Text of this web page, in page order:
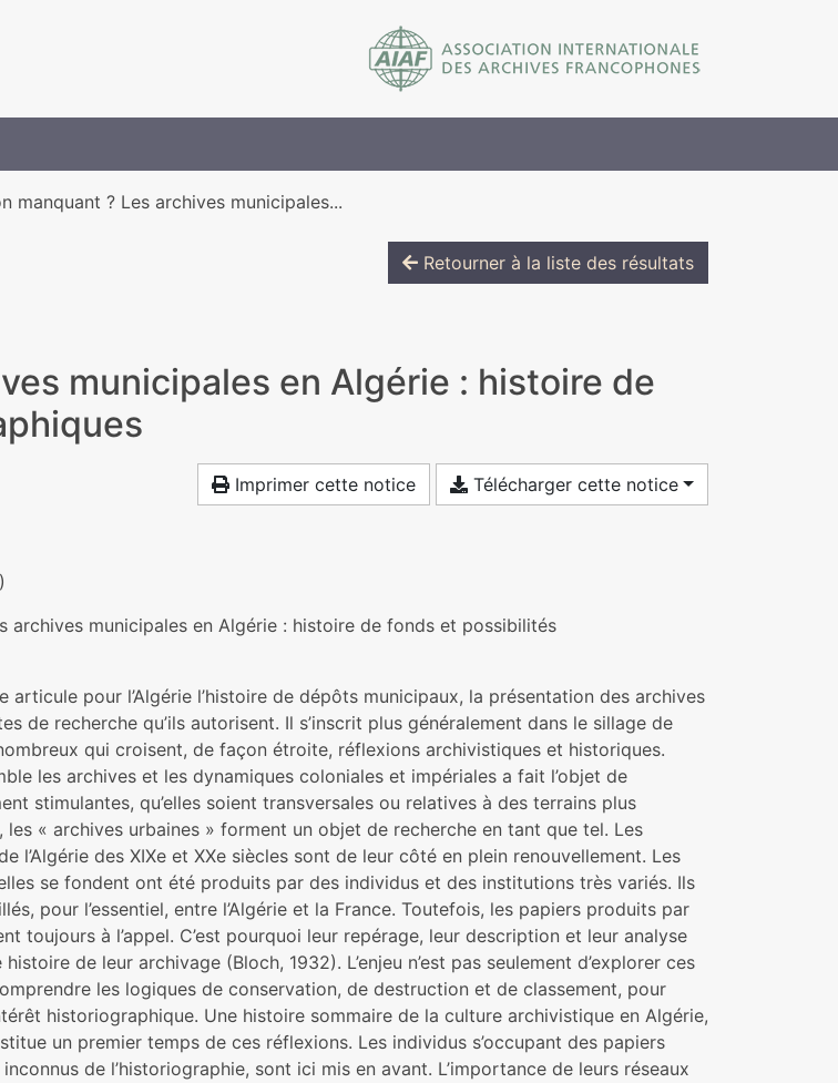
manquant ? Les archives municipales...
Retourner à la liste des résultats
municipales en Algérie : histoire de
Imprimer cette notice Télécharger cette notice
archives municipales en Algérie : histoire de fonds et possibilités
articule pour l’Algérie l’histoire de dépôts municipaux, la présentation des archives
de recherche qu’ils autorisent. Il s’inscrit plus généralement dans le sillage de
qui croisent, de façon étroite, réflexions archivistiques et historiques.
les archives et les dynamiques coloniales et impériales a fait l’objet de
stimulantes, qu’elles soient transversales ou relatives à des terrains plus
les « archives urbaines » forment un objet de recherche en tant que tel. Les
l’Algérie des XIXe et XXe siècles sont de leur côté en plein renouvellement. Les
se fondent ont été produits par des individus et des institutions très variés. Ils
pour l’essentiel, entre l’Algérie et la France. Toutefois, les papiers produits par
toujours à l’appel. C’est pourquoi leur repérage, leur description et leur analyse
de leur archivage (Bloch, 1932). L’enjeu n’est pas seulement d’explorer ces
les logiques de conservation, de destruction et de classement, pour
historiographique. Une histoire sommaire de la culture archivistique en Algérie,
un premier temps de ces réflexions. Les individus s’occupant des papiers
de l’historiographie, sont ici mis en avant. L’importance de leurs réseaux